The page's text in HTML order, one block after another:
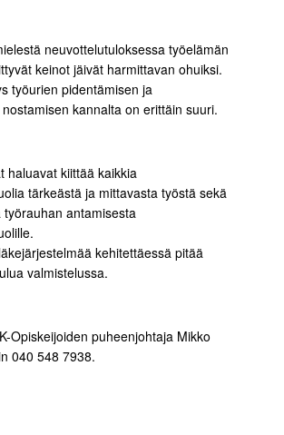
neuvottelutuloksessa työelämän
keinot jäivät harmittavan ohuiksi.
työurien pidentämisen ja
kannalta on erittäin suuri.
haluavat kiittää kaikkia
tärkeästä ja mittavasta työstä sekä
antamisesta
kehitettäessä pitää
valmistelussa.
Opiskeijoiden puheenjohtaja Mikko
040 548 7938.